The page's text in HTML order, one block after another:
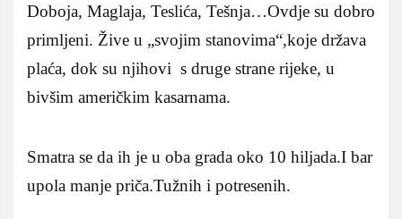
Doboja, Maglaja, Teslića, Tešnja…Ovdje su dobro
primljeni. Žive u „svojim stanovima“,koje država
plaća, dok su njihovi s druge strane rijeke, u
bivšim američkim kasarnama.
Smatra se da ih je u oba grada oko 10 hiljada.I bar
upola manje priča.Tužnih i potresenih.